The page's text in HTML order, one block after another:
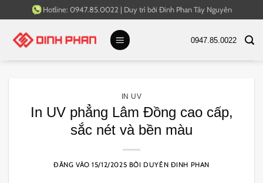
qua
Hotline: 0947.85.0022 | Duy trì bởi Đinh Phan Tây Nguyên
0947.85.0022
IN UV
In UV phẳng Lâm Đồng cao cấp,
sắc nét và bền màu
ĐĂNG VÀO15/12/2025 BỞI DUYÊN ĐINH PHAN